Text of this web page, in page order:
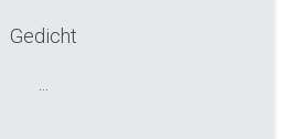
Gedicht